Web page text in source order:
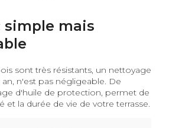
mais
sont très résistants, un nettoyage
n'est pas négligeable. De
d'huile de protection, permet de
et la durée de vie de votre terrasse.